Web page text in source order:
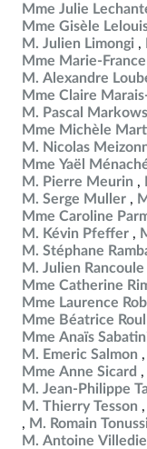
Mme Julie
Mme Gisèle
M. Julien Limongi
Mme Marie-
M. Alexandre
Mme Claire
M. Pascal
Mme Michèle
M. Nicolas
Mme Yaël
M. Pierre Meurin
M. Serge Muller
Mme Caroline
M. Kévin Pfeffer
M. Stéphane
M. Julien Rancoule
Mme Catherine
Mme Laurence
Mme Béatrice
Mme Anaïs
M. Emeric Salmon
Mme Anne Sicard
M. Jean-Philippe
M. Thierry Tesson
M. Romain
M. Antoine